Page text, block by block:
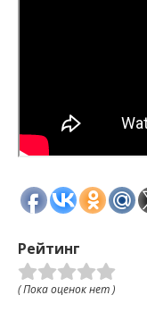
Рейтинг
( Пока оценок нет )